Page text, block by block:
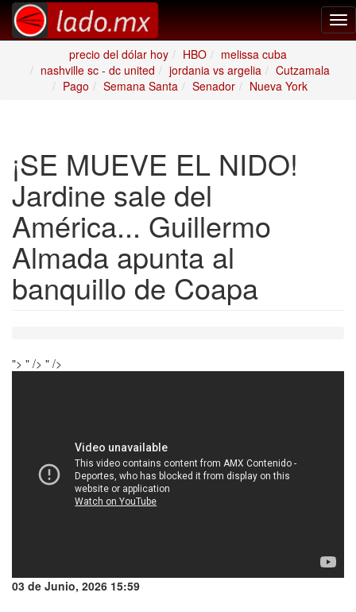
precio del dólar hoy
HBO
melissa cuba
nashville sc - dc united
jordania vs argelia
Cutzamala
Pago
Semana Santa Senador Nueva York
¡SE MUEVE EL NIDO!
Jardine sale del
América... Guillermo
Almada apunta al
banquillo de Coapa
"> " /> " />
03 de Junio, 2026 15:59